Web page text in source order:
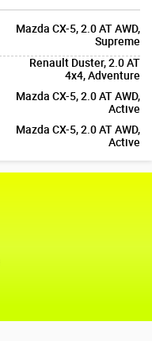
Mazda CX-5, 2.0 AT AWD,
Supreme
Renault Duster, 2.0 AT
4x4, Adventure
Mazda CX-5, 2.0 AT AWD,
Active
Mazda CX-5, 2.0 AT AWD,
Active